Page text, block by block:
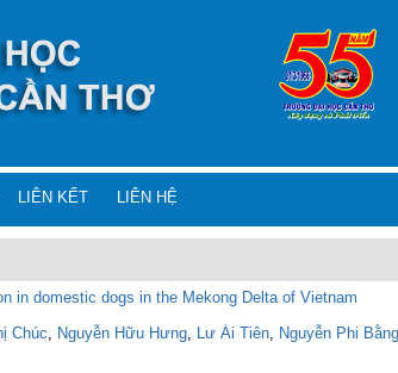
LIÊN KẾT LIÊN HỆ
in domestic dogs in the Mekong Delta of Vietnam
Chúc, Nguyễn Hữu Hưng, Lư Ái Tiên, Nguyễn Phi Bằng